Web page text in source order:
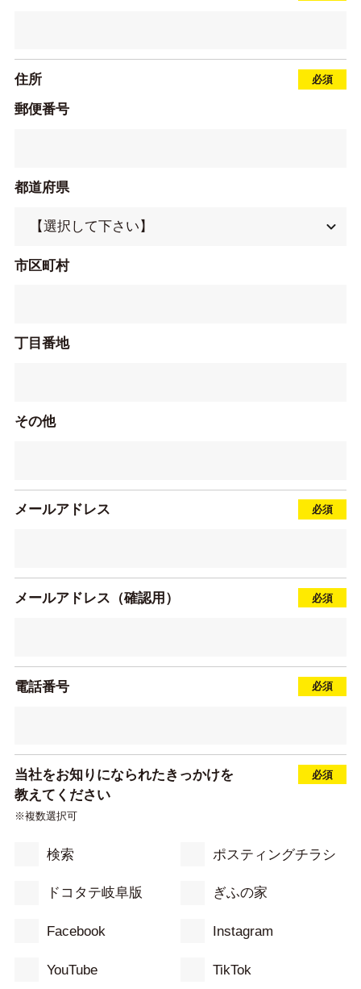
住所
郵便番号
都道府県
市区町村
丁目番地
その他
メールアドレス
メールアドレス（確認用）
電話番号
当社をお知りになられたきっかけを
教えてください
※複数選択可
検索 ポスティングチラシ
ドコタテ岐阜版 ぎふの家
Facebook Instagram
YouTube TikTok